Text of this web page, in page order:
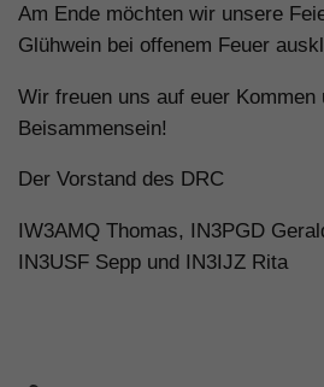
Am Ende möchten wir unsere
Glühwein bei offenem Feuer
Wir freuen uns auf euer Kommen
Beisammensein!
Der Vorstand des DRC
IW3AMQ Thomas, IN3PGD
IN3USF Sepp und IN3IJZ Rita